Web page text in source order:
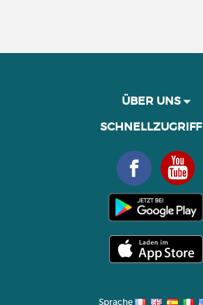
ÜBER UNS
SCHNELLZUGRIFF
Sprache